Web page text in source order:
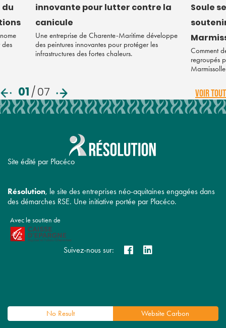
des
innovante pour lutter contre la
canicule
Une entreprise de Charente-Maritime développe
des peintures innovantes pour protéger les
infrastructures des fortes chaleurs.
Soule
Comment
regroupés
Marmissolle
01/07 VOIR TOUT
Site édité par Placéco
Résolution, le site des entreprises néo-aquitaines engagées dans
des démarches RSE. Une initiative portée par Placéco.
Avec le soutien de
Suivez-nous sur:
No Result Website Carbon